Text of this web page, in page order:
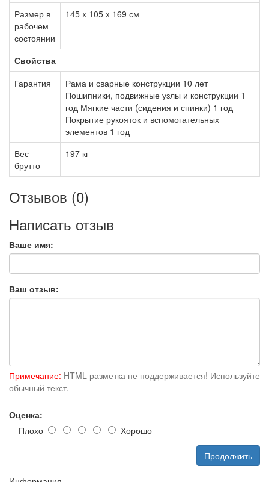
Размер в
рабочем
состоянии
145 x 105 x 169 см
Свойства
Гарантия
Рама и сварные конструкции 10 лет
Пошипники, подвижные узлы и конструкции 1
год Мягкие части (сидения и спинки) 1 год
Покрытие рукояток и вспомогательных
элементов 1 год
Вес
брутто
197 кг
Отзывов (0)
Написать отзыв
Ваше имя:
Ваш отзыв:
Примечание: HTML разметка не поддерживается! Используйте
обычный текст.
Оценка:
Плохо
Хорошо
Продолжить